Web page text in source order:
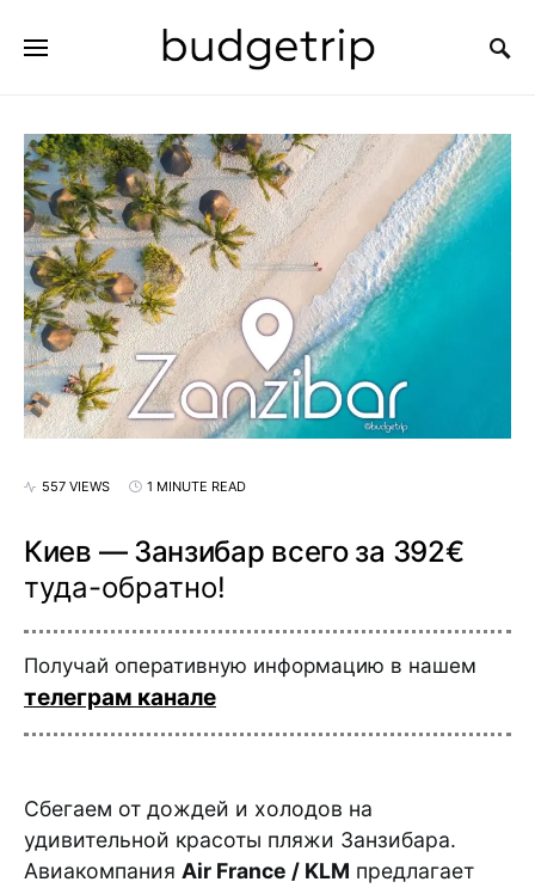
557 VIEWS 1 MINUTE READ
Киев — Занзибар всего за 392€
туда-обратно!
Получай оперативную информацию в нашем
телеграм канале
Сбегаем от дождей и холодов на
удивительной красоты пляжи Занзибара.
Авиакомпания Air France / KLM предлагает